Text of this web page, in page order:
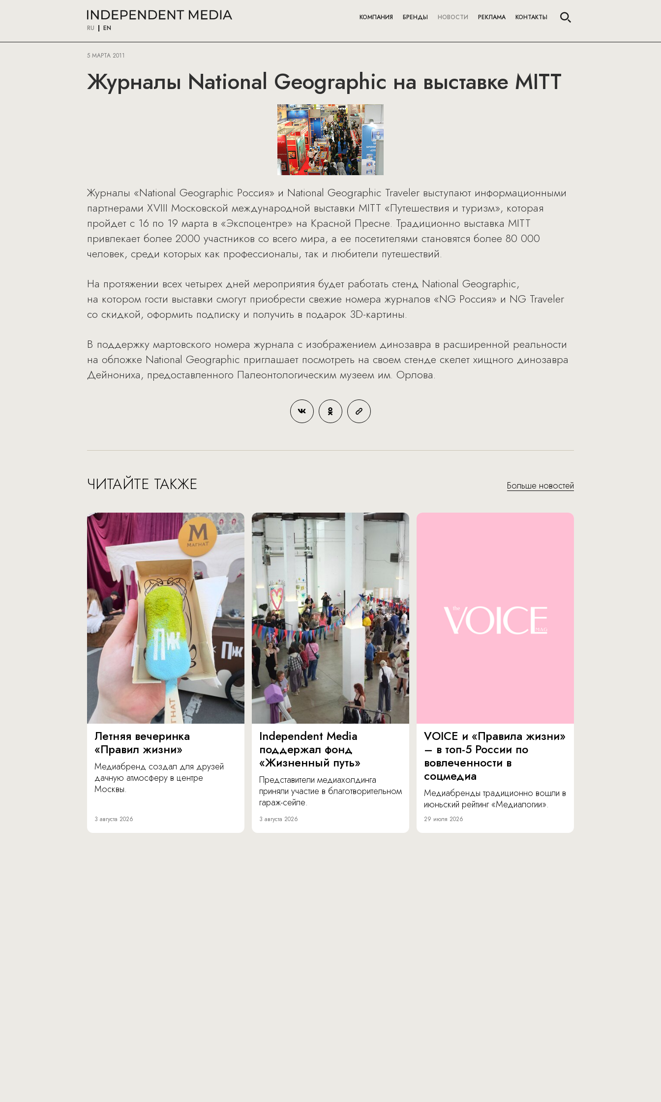
RU EN
КОМПАНИЯ БРЕНДЫ НОВОСТИ РЕКЛАМА КОНТАКТЫ
5 МАРТА 2011
Журналы National Geographic на выставке MITT
Журналы «National Geographic Россия» и National Geographic Traveler выступают информационными
партнерами XVIII Московской международной выставки MITT «Путешествия и туризм», которая
пройдет с 16 по 19 марта в «Экспоцентре» на Красной Пресне. Традиционно выставка MITT
привлекает более 2000 участников со всего мира, а ее посетителями становятся более 80 000
человек, среди которых как профессионалы, так и любители путешествий.
На протяжении всех четырех дней мероприятия будет работать стенд National Geographic,
на котором гости выставки смогут приобрести свежие номера журналов «NG Россия» и NG Traveler
со скидкой, оформить подписку и получить в подарок 3D-картины.
В поддержку мартовского номера журнала с изображением динозавра в расширенной реальности
на обложке National Geographic приглашает посмотреть на своем стенде скелет хищного динозавра
Дейнониха, предоставленного Палеонтологическим музеем им. Орлова.
ЧИТАЙТЕ ТАКЖЕ Больше новостей
Летняя вечеринка
«Правил жизни»
Медиабренд создал для друзей
дачную атмосферу в центре
Москвы.
3 августа 2026
Independent Media
поддержал фонд
«Жизненный путь»
Представители медиахолдинга
приняли участие в благотворительном
гараж-сейле.
3 августа 2026
VOICE и «Правила жизни»
– в топ-5 России по
вовлеченности в
соцмедиа
Медиабренды традиционно вошли в
июньский рейтинг «Медиалогии».
29 июля 2026